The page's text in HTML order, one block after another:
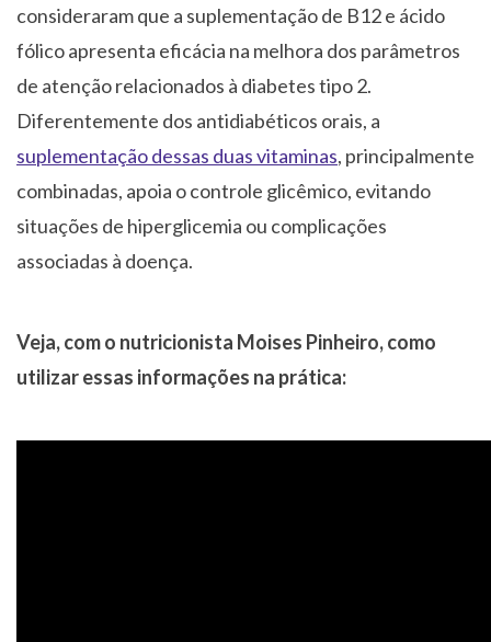
consideraram que a suplementação de B12 e ácido
fólico apresenta eficácia na melhora dos parâmetros
de atenção relacionados à diabetes tipo 2.
Diferentemente dos antidiabéticos orais, a
suplementação dessas duas vitaminas, principalmente
combinadas, apoia o controle glicêmico, evitando
situações de hiperglicemia ou complicações
associadas à doença.
Veja, com o nutricionista Moises Pinheiro, como
utilizar essas informações na prática: